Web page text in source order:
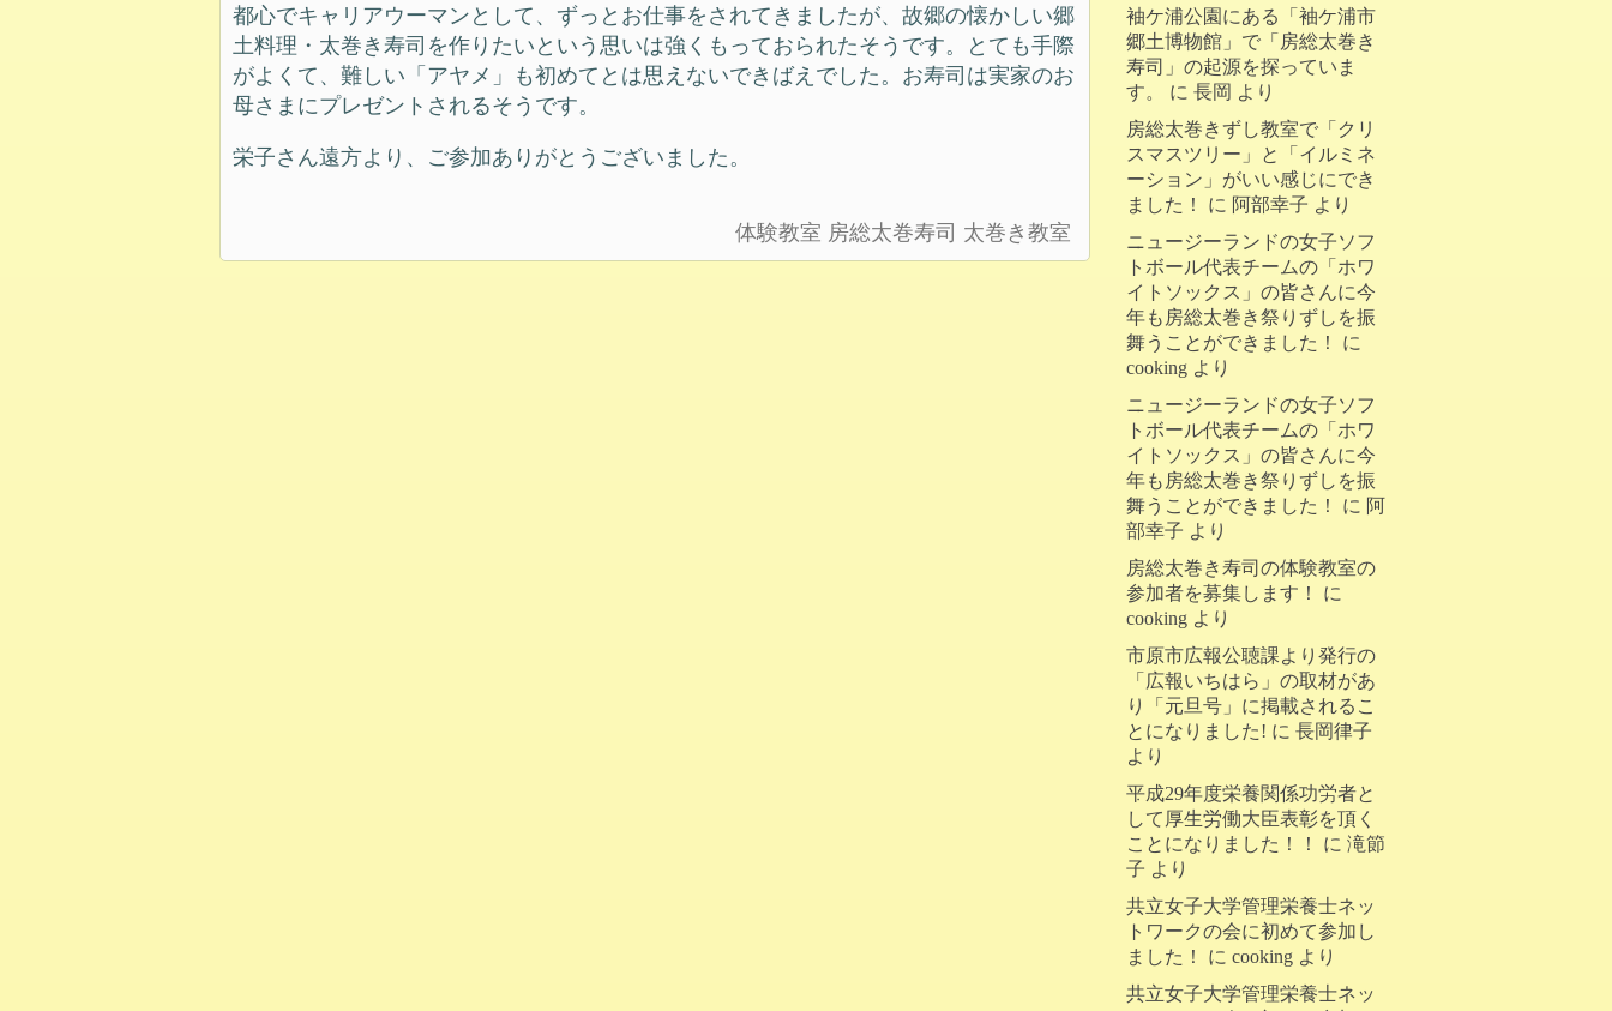
都心でキャリアウーマンとして、ずっとお仕事をされてきましたが、故郷の懐かしい郷
土料理・太巻き寿司を作りたいという思いは強くもっておられたそうです。とても手際
がよくて、難しい「アヤメ」も初めてとは思えないできばえでした。お寿司は実家のお
母さまにプレゼントされるそうです。
栄子さん遠方より、ご参加ありがとうございました。
体験教室 房総太巻寿司 太巻き教室
袖ケ浦公園にある「袖ケ浦市
郷土博物館」で「房総太巻き
寿司」の起源を探っていま
す。
に 長岡 より
房総太巻きずし教室で「クリ
スマスツリー」と「イルミネ
ーション」がいい感じにでき
ました！
に 阿部幸子 より
ニュージーランドの女子ソフ
トボール代表チームの「ホワ
イトソックス」の皆さんに今
年も房総太巻き祭りずしを振
舞うことができました！
に
cooking より
ニュージーランドの女子ソフ
トボール代表チームの「ホワ
イトソックス」の皆さんに今
年も房総太巻き祭りずしを振
舞うことができました！
に 阿
部幸子 より
房総太巻き寿司の体験教室の
参加者を募集します！
に
cooking より
市原市広報公聴課より発行の
「広報いちはら」の取材があ
り「元旦号」に掲載されるこ
とになりました! に 長岡律子
より
平成29年度栄養関係功労者と
して厚生労働大臣表彰を頂く
ことになりました！！
に 滝節
子 より
共立女子大学管理栄養士ネッ
トワークの会に初めて参加し
ました！
に cooking より
共立女子大学管理栄養士ネッ